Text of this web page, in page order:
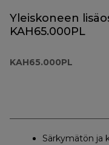
Yleiskoneen
KAH65.000PL
KAH65.000PL
Särkymätön ja